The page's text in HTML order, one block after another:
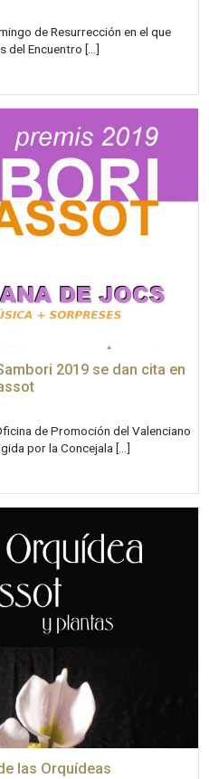
de Resurrección en el que
del Encuentro […]
2019 se dan cita en
de Promoción del Valenciano
por la Concejala […]
las Orquídeas